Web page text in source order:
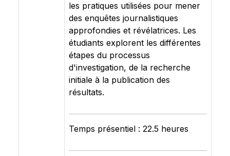
les pratiques utilisées pour mener
des enquêtes journalistiques
approfondies et révélatrices. Les
étudiants explorent les différentes
étapes du processus
d'investigation, de la recherche
initiale à la publication des
résultats.
Temps présentiel : 22.5 heures